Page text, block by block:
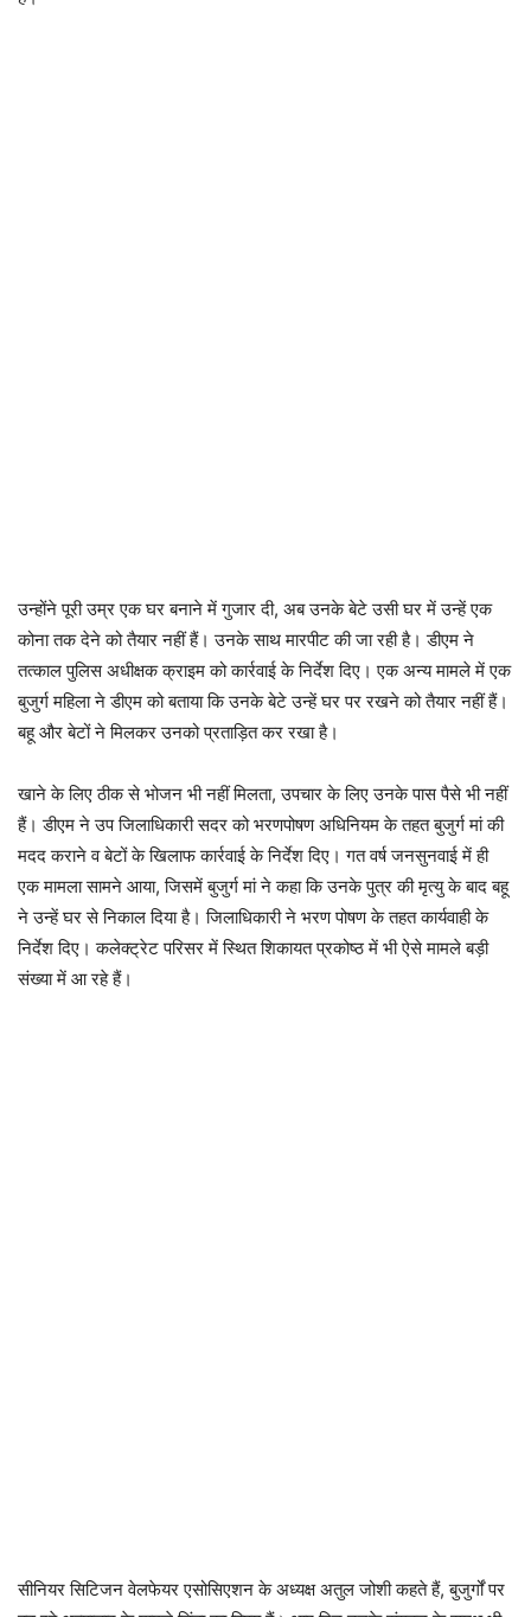
उन्होंने पूरी उम्र एक घर बनाने में गुजार दी, अब उनके बेटे उसी घर में उन्हें एक
कोना तक देने को तैयार नहीं हैं। उनके साथ मारपीट की जा रही है। डीएम ने
तत्काल पुलिस अधीक्षक क्राइम को कार्रवाई के निर्देश दिए। एक अन्य मामले में एक
बुजुर्ग महिला ने डीएम को बताया कि उनके बेटे उन्हें घर पर रखने को तैयार नहीं हैं।
बहू और बेटों ने मिलकर उनको प्रताड़ित कर रखा है।
खाने के लिए ठीक से भोजन भी नहीं मिलता, उपचार के लिए उनके पास पैसे भी नहीं
हैं। डीएम ने उप जिलाधिकारी सदर को भरणपोषण अधिनियम के तहत बुजुर्ग मां की
मदद कराने व बेटों के खिलाफ कार्रवाई के निर्देश दिए। गत वर्ष जनसुनवाई में ही
एक मामला सामने आया, जिसमें बुजुर्ग मां ने कहा कि उनके पुत्र की मृत्यु के बाद बहू
ने उन्हें घर से निकाल दिया है। जिलाधिकारी ने भरण पोषण के तहत कार्यवाही के
निर्देश दिए। कलेक्ट्रेट परिसर में स्थित शिकायत प्रकोष्ठ में भी ऐसे मामले बड़ी
संख्या में आ रहे हैं।
सीनियर सिटिजन वेलफेयर एसोसिएशन के अध्यक्ष अतुल जोशी कहते हैं, बुजुर्गों पर